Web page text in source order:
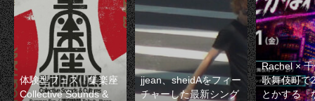
体験型フェス『集楽座
Collective Sounds &
jjean、sheidAをフィー
チャーした最新シング
Rachel ×
歌舞伎町で
とかする『